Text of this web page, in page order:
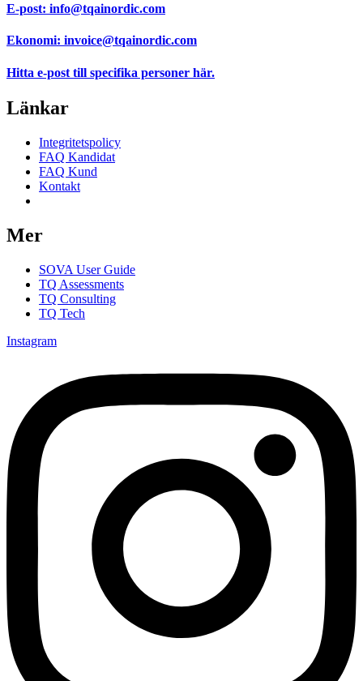
E-post: info@tqainordic.com
Ekonomi: invoice@tqainordic.com
Hitta e-post till specifika personer här.
Länkar
Integritetspolicy
FAQ Kandidat
FAQ Kund
Kontakt
Mer
SOVA User Guide
TQ Assessments
TQ Consulting
TQ Tech
Instagram